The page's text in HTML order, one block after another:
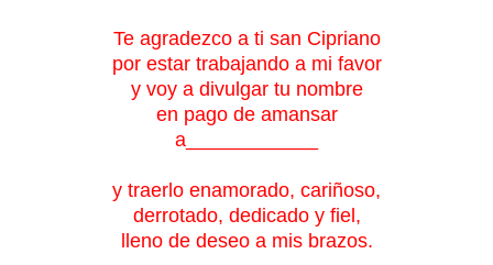
Te agradezco a ti san Cipriano
por estar trabajando a mi favor
y voy a divulgar tu nombre
en pago de amansar
a____________
y traerlo enamorado, cariñoso,
derrotado, dedicado y fiel,
lleno de deseo a mis brazos.